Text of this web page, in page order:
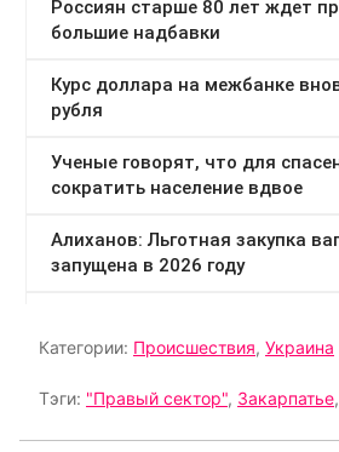
Категории: Происшествия, Украина
Тэги: "Правый сектор", Закарпатье,